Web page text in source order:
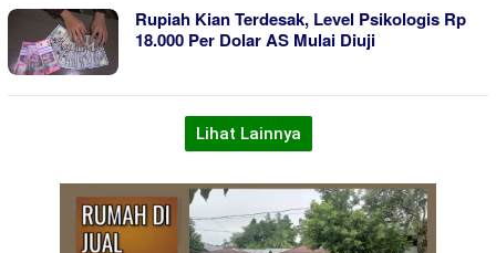
Rupiah Kian Terdesak, Level Psikologis Rp
18.000 Per Dolar AS Mulai Diuji
Lihat Lainnya